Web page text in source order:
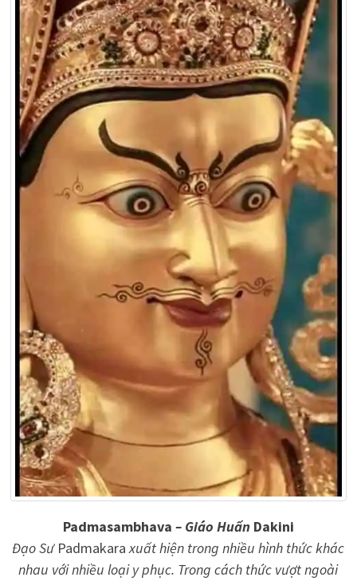
Padmasambhava – Giáo Huấn Dakini
Đạo Sư Padmakaraxuất hiện trong nhiều hình thức khác
nhau với nhiều loại y phục. Trong cách thức vượt ngoài